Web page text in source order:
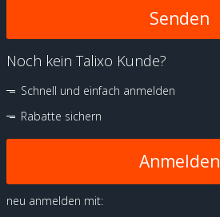
Noch kein Talixo Kunde?
Schnell und einfach anmelden
Rabatte sichern
Anmelden
neu anmelden mit: